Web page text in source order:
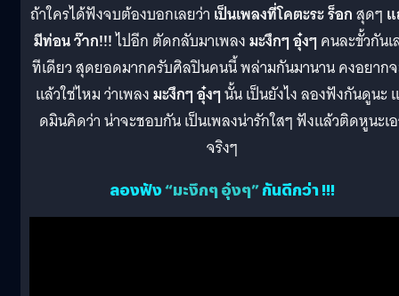
ถ้าใครได้ฟังจบต้องบอกเลยว่า เป็นเพลงที่โคตะระ ร็อกสุดๆ
มีท่อน ว๊าก!!!ไปอีก ตัดกลับมาเพลงมะงึกๆ อุ๋งๆ คนละขั้วกันเ
ทีเดียว สุดยอดมากครับศิลปินคนนี้ พล่ามกันมานาน คงอยาก
แล้วใช่ไหม ว่าเพลงมะงึกๆ อุ๋งๆนั้น เป็นยังไง ลองฟังกันดูนะ
ดมินคิดว่า น่าจะชอบกัน เป็นเพลงน่ารักใสๆ ฟังแล้วติดหูนะเ
จริงๆ
ลองฟัง“มะงึกๆ อุ๋งๆ”กันดีกว่า !!!